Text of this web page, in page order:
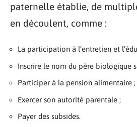
paternelle établie, de
en découlent, comme :
La participation à l’entretien et
Inscrire le nom du père biologique
Participer à la pension alimentaire ;
Exercer son autorité parentale ;
Payer des subsides.